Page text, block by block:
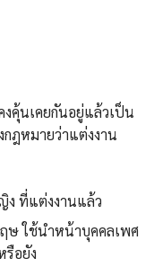
งคุ้นเคยกันอยู่แล้วเป็น
ฎหมายว่าแต่งงาน
ง ที่แต่งงานแล้ว
ฤษ ใช้นำหน้าบุคคลเพศ
รือยัง